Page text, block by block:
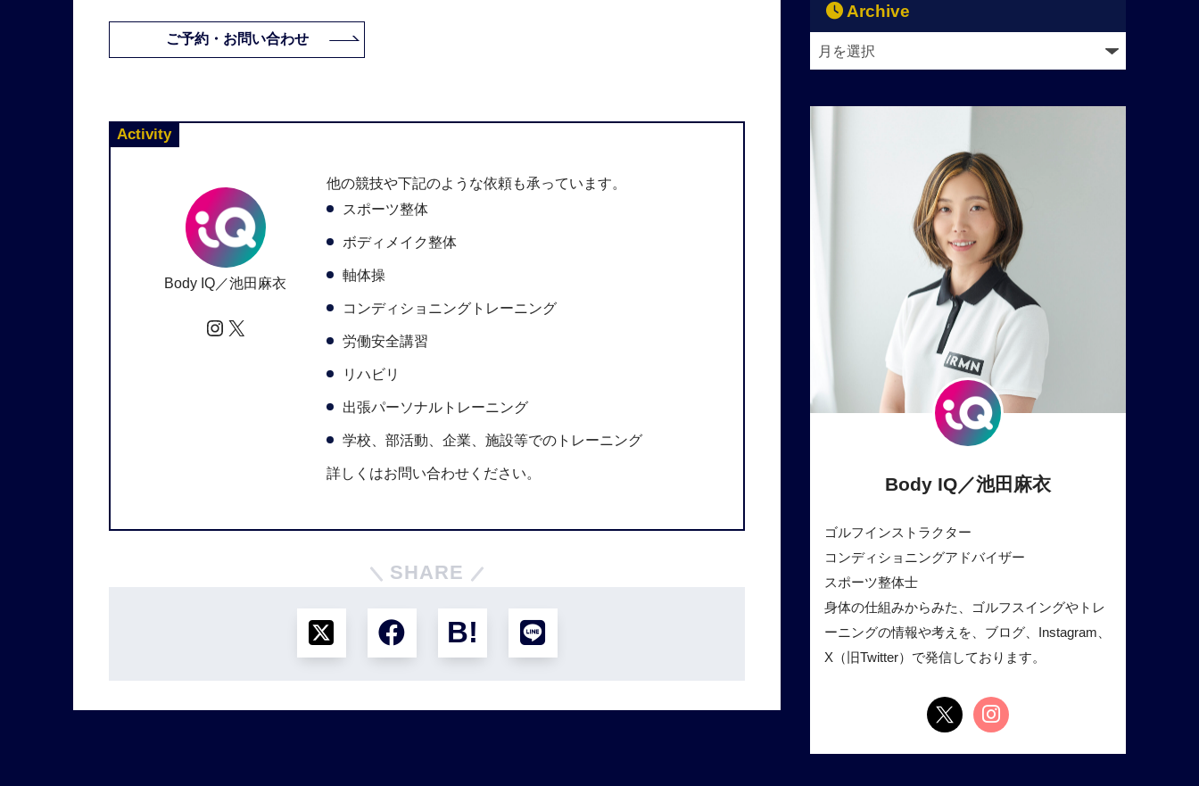
ご予約・お問い合わせ
Activity
Body IQ／池田麻衣
他の競技や下記のような依頼も承っています。
スポーツ整体
ボディメイク整体
軸体操
コンディショニングトレーニング
労働安全講習
リハビリ
出張パーソナルトレーニング
学校、部活動、企業、施設等でのトレーニング
詳しくはお問い合わせください。
SHARE
Archive
Body IQ／池田麻衣
ゴルフインストラクター
コンディショニングアドバイザー
スポーツ整体士
身体の仕組みからみた、ゴルフスイングやトレ
ーニングの情報や考えを、ブログ、Instagram、
X（旧Twitter）で発信しております。